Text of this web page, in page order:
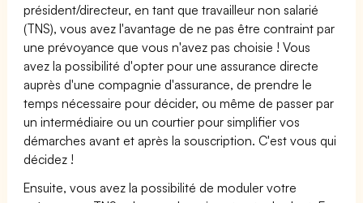
président/directeur, en tant que travailleur non salarié
(TNS), vous avez l'avantage de ne pas être contraint par
une prévoyance que vous n'avez pas choisie ! Vous
avez la possibilité d'opter pour une assurance directe
auprès d'une compagnie d'assurance, de prendre le
temps nécessaire pour décider, ou même de passer par
un intermédiaire ou un courtier pour simplifier vos
démarches avant et après la souscription. C'est vous qui
décidez !
Ensuite, vous avez la possibilité de moduler votre